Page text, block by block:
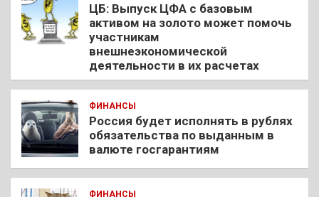
ЦБ: Выпуск ЦФА с базовым
активом на золото может помочь
участникам
внешнеэкономической
деятельности в их расчетах
ФИНАНСЫ
Россия будет исполнять в рублях
обязательства по выданным в
валюте госгарантиям
ФИНАНСЫ